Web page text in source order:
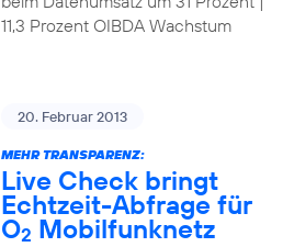
11,3 Prozent OIBDA Wachstum
20. Februar 2013
MEHR TRANSPARENZ:
Live Check bringt
Echtzeit-Abfrage für
O2 Mobilfunknetz